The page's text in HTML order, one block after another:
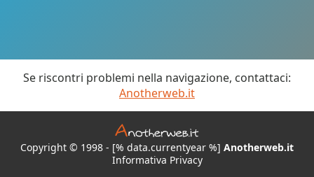
Se riscontri problemi nella navigazione, contattaci:
Anotherweb.it
Copyright © 1998 - [% data.currentyear %] Anotherweb.it
Informativa Privacy